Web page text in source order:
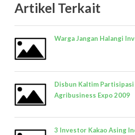
Artikel Terkait
Warga Jangan Halangi
Disbun Kaltim
Agribusiness Expo 2009
3 Investor Kakao Asing